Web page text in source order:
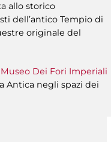
allo storico
dell’antico Tempio di
originale del
Dei Fori Imperiali
Antica negli spazi dei